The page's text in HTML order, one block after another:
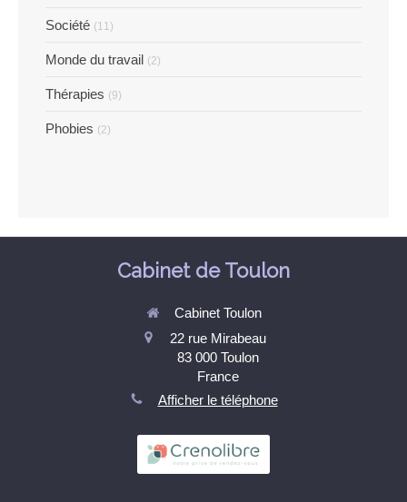
Société (11)
Monde du travail (2)
Thérapies (9)
Phobies (2)
Cabinet de Toulon
Cabinet Toulon
22 rue Mirabeau
83 000 Toulon
France
Afficher le téléphone